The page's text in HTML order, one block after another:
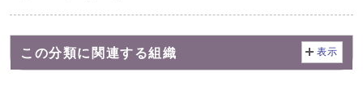
この分類に関連する組織 表示